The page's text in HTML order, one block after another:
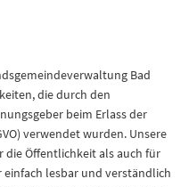
Bad
die durch den
beim Erlass der
verwendet wurden. Unsere
Öffentlichkeit als auch für
lesbar und verständlich